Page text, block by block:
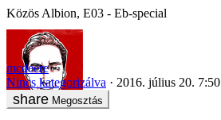
Közös Albion, E03 - Eb-special
mcdeere
Nincs kategorizálva
2016. július 20. 7:50
Megosztás